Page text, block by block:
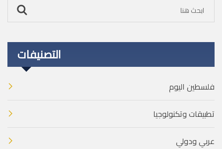
التصنيفات
فلسطين اليوم
تطبيقات وتكنولوجيا
عربي ودولي